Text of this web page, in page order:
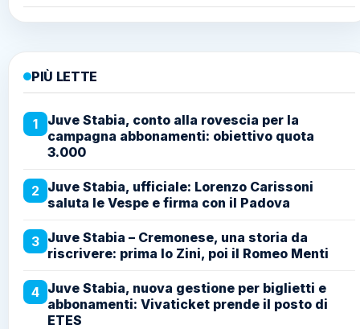
PIÙ LETTE
1
Juve Stabia, conto alla rovescia per la
campagna abbonamenti: obiettivo quota
3.000
2 Juve Stabia, ufficiale: Lorenzo Carissoni
saluta le Vespe e firma con il Padova
3 Juve Stabia – Cremonese, una storia da
riscrivere: prima lo Zini, poi il Romeo Menti
4 Juve Stabia, nuova gestione per biglietti e
abbonamenti: Vivaticket prende il posto di
ETES